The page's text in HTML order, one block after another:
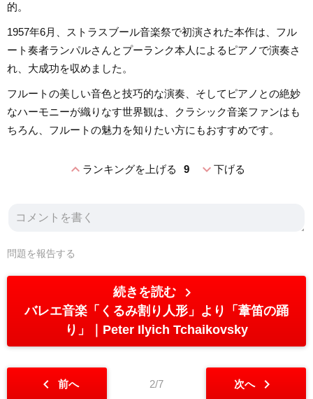
的。
1957年6月、ストラスブール音楽祭で初演された本作は、フル
ート奏者ランパルさんとプーランク本人によるピアノで演奏さ
れ、大成功を収めました。
フルートの美しい音色と技巧的な演奏、そしてピアノとの絶妙
なハーモニーが織りなす世界観は、クラシック音楽ファンはも
ちろん、フルートの魅力を知りたい方にもおすすめです。
expand_lessランキングを上げる 9 expand_more下げる
問題を報告する
続きを読む chevron_right
バレエ音楽「くるみ割り人形」より「葦笛の踊
り」
Peter Ilyich Tchaikovsky
chevron_left 前へ 2/7 次へ chevron_right